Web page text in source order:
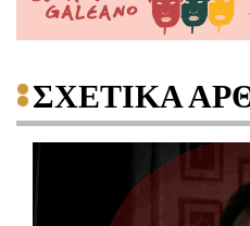
ΣΧΕΤΙΚΑ